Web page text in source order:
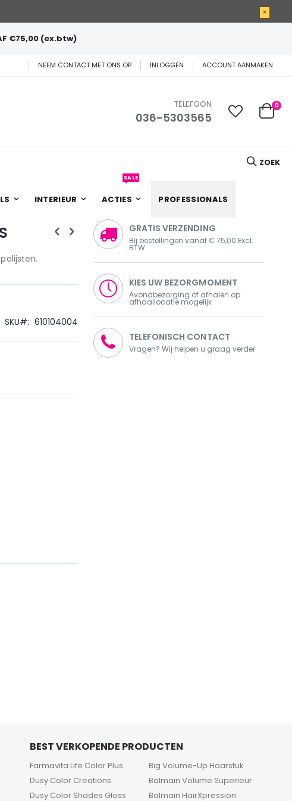
×
€75,00 (ex.btw)
NEEM CONTACT MET ONS OP INLOGGEN ACCOUNT AANMAKEN
TELEFOON
036-5303565
ZOEK
Cart
0
INTERIEUR ACTIES
SALE
PROFESSIONALS
SKU 610104004
GRATIS VERZENDING
Bij bestellingen vanaf € 75,00 Excl.
BTW
KIES UW BEZORGMOMENT
Avondbezorging of afhalen op
afhaallocatie mogelijk
TELEFONISCH CONTACT
Vragen? Wij helpen u graag verder
BEST VERKOPENDE PRODUCTEN
Farmavita Life Color Plus
Dusy Color Creations
Dusy Color Shades Gloss
Big Volume-Up Haarstuk
Balmain Volume Superieur
Balmain HairXpression